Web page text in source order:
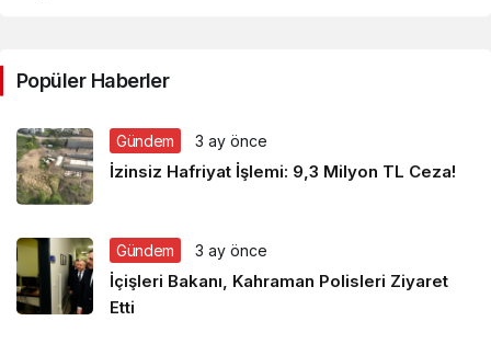
Popüler Haberler
Gündem 3 ay önce
İzinsiz Hafriyat İşlemi: 9,3 Milyon TL Ceza!
Gündem 3 ay önce
İçişleri Bakanı, Kahraman Polisleri Ziyaret
Etti